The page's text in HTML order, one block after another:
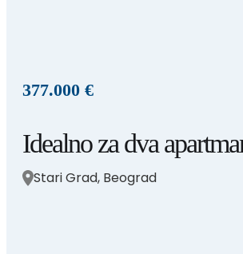
377.000 €
Idealno za dva
Stari Grad, Beograd